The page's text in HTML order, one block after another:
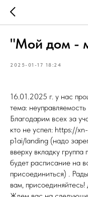
"Мой дом -
2025-01-17 18:24
16.01.2025 г. у нас
тема:
Благодарим всех за
кто не успел: https://
p1ai/landing (надо
вверху вкладку
будет расписание на
присоединиться) .
вам,